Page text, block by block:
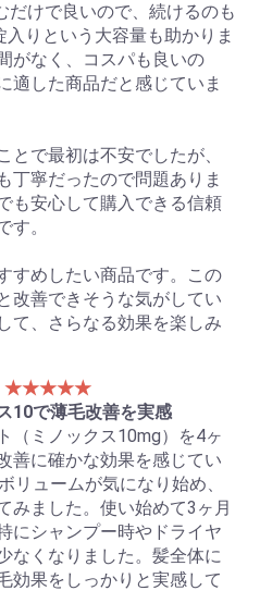
だけで良いので、続けるのも
りという大容量も助かりま
がなく、コスパも良いの
適した商品だと感じていま
とで最初は不安でしたが、
丁寧だったので問題ありま
も安心して購入できる信頼
す。
すめしたい商品です。この
改善できそうな気がしてい
て、さらなる効果を楽しみ
★★★★★
10で薄毛改善を実感
（ミノックス10mg）を4ヶ
善に確かな効果を感じてい
リュームが気になり始め、
みました。使い始めて3ヶ月
にシャンプー時やドライヤ
なくなりました。髪全体に
効果をしっかりと実感して